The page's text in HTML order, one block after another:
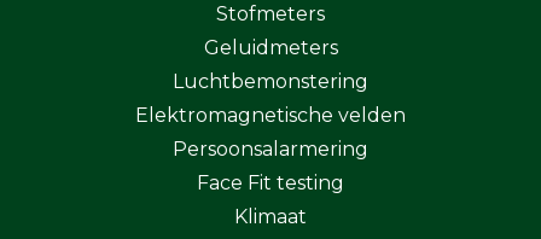
Stofmeters
Geluidmeters
Luchtbemonstering
Elektromagnetische velden
Persoonsalarmering
Face Fit testing
Klimaat